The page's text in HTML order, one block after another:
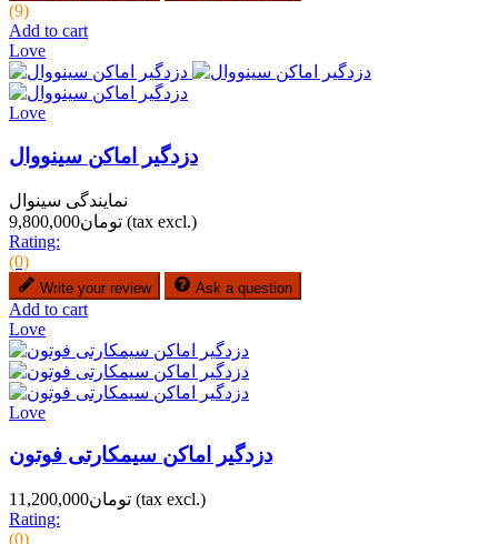
(9)
Add to cart
Love
Love
دزدگیر اماکن سینووال
نمایندگی سینوال
تومان9,800,000 (tax excl.)
Rating:
(0)
Write your review Ask a question
Add to cart
Love
Love
دزدگیر اماکن سیمکارتی فوتون
تومان11,200,000 (tax excl.)
Rating:
(0)